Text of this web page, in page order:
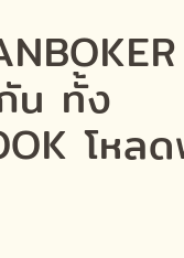
น ทั้ง
โหล